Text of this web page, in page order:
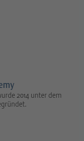
2014 unter dem